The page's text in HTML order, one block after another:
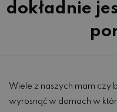
dokładnie
Wiele z naszych mam czy
wyrosnąć w domach w